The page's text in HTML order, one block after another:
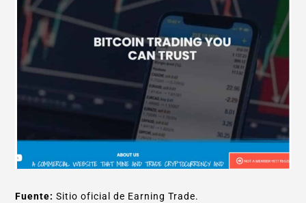
Fuente: Sitio oficial de Earning Trade.